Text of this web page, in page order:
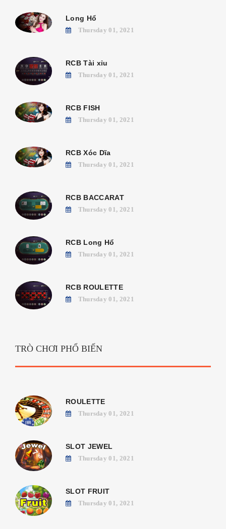
Long Hổ
Thursday 01, 2021
RCB Tài xỉu
Thursday 01, 2021
RCB FISH
Thursday 01, 2021
RCB Xóc Dĩa
Thursday 01, 2021
RCB BACCARAT
Thursday 01, 2021
RCB Long Hổ
Thursday 01, 2021
RCB ROULETTE
Thursday 01, 2021
TRÒ CHƠI PHỔ BIẾN
ROULETTE
Thursday 01, 2021
SLOT JEWEL
Thursday 01, 2021
SLOT FRUIT
Thursday 01, 2021